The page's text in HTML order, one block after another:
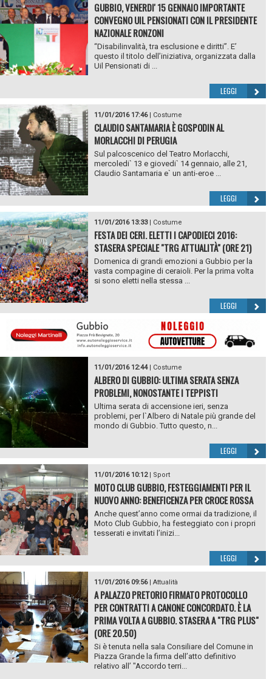
GUBBIO, VENERDI' 15 GENNAIO IMPORTANTE
CONVEGNO UIL PENSIONATI CON IL PRESIDENTE
NAZIONALE RONZONI
“Disabilinvalità, tra esclusione e diritti”. E’
questo il titolo dell’iniziativa, organizzata dalla
Uil Pensionati di ...
LEGGI
11/01/2016 17:46| Costume
CLAUDIO SANTAMARIA È GOSPODIN AL
MORLACCHI DI PERUGIA
Sul palcoscenico del Teatro Morlacchi,
mercoledi` 13 e giovedi` 14 gennaio, alle 21,
Claudio Santamaria e` un anti-eroe ...
LEGGI
11/01/2016 13:33| Costume
FESTA DEI CERI. ELETTI I CAPODIECI 2016:
STASERA SPECIALE "TRG ATTUALITÀ" (ORE 21)
Domenica di grandi emozioni a Gubbio per la
vasta compagine di ceraioli. Per la prima volta
si sono eletti nella stessa ...
LEGGI
11/01/2016 12:44| Costume
ALBERO DI GUBBIO: ULTIMA SERATA SENZA
PROBLEMI, NONOSTANTE I TEPPISTI
Ultima serata di accensione ieri, senza
problemi, per l`Albero di Natale più grande del
mondo di Gubbio. Tutto questo, n...
LEGGI
11/01/2016 10:12| Sport
MOTO CLUB GUBBIO, FESTEGGIAMENTI PER IL
NUOVO ANNO: BENEFICENZA PER CROCE ROSSA
Anche quest’anno come ormai da tradizione, il
Moto Club Gubbio, ha festeggiato con i propri
tesserati e invitati l’inizi...
LEGGI
11/01/2016 09:56| Attualità
A PALAZZO PRETORIO FIRMATO PROTOCOLLO
PER CONTRATTI A CANONE CONCORDATO. È LA
PRIMA VOLTA A GUBBIO. STASERA A "TRG PLUS"
(ORE 20.50)
Si è tenuta nella sala Consiliare del Comune in
Piazza Grande la firma dell’atto definitivo
relativo all’ "Accordo terri...